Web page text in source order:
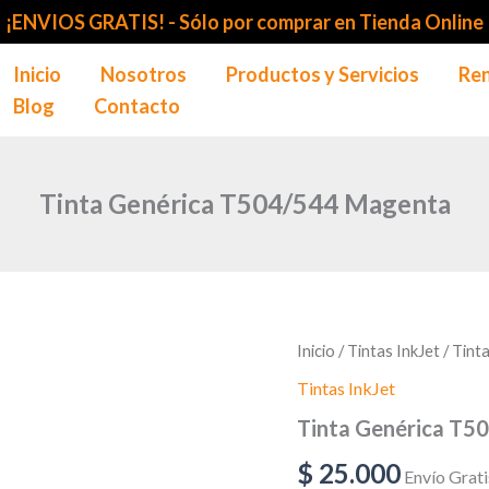
¡ENVIOS GRATIS! -Sólo por comprar en Tienda Online
Inicio Nosotros Productos y Servicios
Blog
Contacto
Tinta Genérica T504/544 Magenta
Inicio /Tintas InkJet /
Tintas InkJet
Tinta Genérica
$ 25.000 Envío
Tinta
T504/544
cantidad